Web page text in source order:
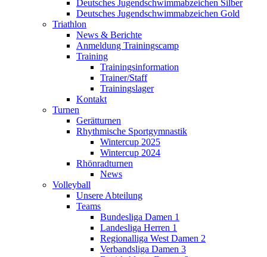
Deutsches Jugendschwimmabzeichen Silber
Deutsches Jugendschwimmabzeichen Gold
Triathlon
News & Berichte
Anmeldung Trainingscamp
Training
Trainingsinformation
Trainer/Staff
Trainingslager
Kontakt
Turnen
Gerätturnen
Rhythmische Sportgymnastik
Wintercup 2025
Wintercup 2024
Rhönradturnen
News
Volleyball
Unsere Abteilung
Teams
Bundesliga Damen 1
Landesliga Herren 1
Regionalliga West Damen 2
Verbandsliga Damen 3